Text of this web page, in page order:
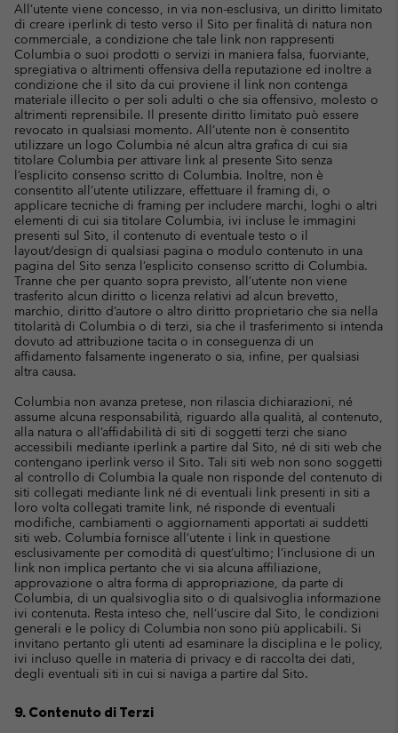
All’utente viene concesso, in via non-esclusiva, un diritto limitato
di creare iperlink di testo verso il Sito per finalità di natura non
commerciale, a condizione che tale link non rappresenti
Columbia o suoi prodotti o servizi in maniera falsa, fuorviante,
spregiativa o altrimenti offensiva della reputazione ed inoltre a
condizione che il sito da cui proviene il link non contenga
materiale illecito o per soli adulti o che sia offensivo, molesto o
altrimenti reprensibile. Il presente diritto limitato può essere
revocato in qualsiasi momento. All’utente non è consentito
utilizzare un logo Columbia né alcun altra grafica di cui sia
titolare Columbia per attivare link al presente Sito senza
l’esplicito consenso scritto di Columbia. Inoltre, non è
consentito all’utente utilizzare, effettuare il framing di, o
applicare tecniche di framing per includere marchi, loghi o altri
elementi di cui sia titolare Columbia, ivi incluse le immagini
presenti sul Sito, il contenuto di eventuale testo o il
layout/design di qualsiasi pagina o modulo contenuto in una
pagina del Sito senza l’esplicito consenso scritto di Columbia.
Tranne che per quanto sopra previsto, all’utente non viene
trasferito alcun diritto o licenza relativi ad alcun brevetto,
marchio, diritto d’autore o altro diritto proprietario che sia nella
titolarità di Columbia o di terzi, sia che il trasferimento si intenda
dovuto ad attribuzione tacita o in conseguenza di un
affidamento falsamente ingenerato o sia, infine, per qualsiasi
altra causa.
Columbia non avanza pretese, non rilascia dichiarazioni, né
assume alcuna responsabilità, riguardo alla qualità, al contenuto,
alla natura o all’affidabilità di siti di soggetti terzi che siano
accessibili mediante iperlink a partire dal Sito, né di siti web che
contengano iperlink verso il Sito. Tali siti web non sono soggetti
al controllo di Columbia la quale non risponde del contenuto di
siti collegati mediante link né di eventuali link presenti in siti a
loro volta collegati tramite link, né risponde di eventuali
modifiche, cambiamenti o aggiornamenti apportati ai suddetti
siti web. Columbia fornisce all’utente i link in questione
esclusivamente per comodità di quest’ultimo; l’inclusione di un
link non implica pertanto che vi sia alcuna affiliazione,
approvazione o altra forma di appropriazione, da parte di
Columbia, di un qualsivoglia sito o di qualsivoglia informazione
ivi contenuta. Resta inteso che, nell’uscire dal Sito, le condizioni
generali e le policy di Columbia non sono più applicabili. Si
invitano pertanto gli utenti ad esaminare la disciplina e le policy,
ivi incluso quelle in materia di privacy e di raccolta dei dati,
degli eventuali siti in cui si naviga a partire dal Sito.
9. Contenuto di Terzi